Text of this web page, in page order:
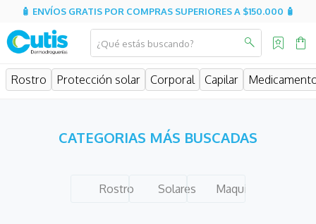
🧴 ENVÍOS GRATIS POR COMPRAS SUPERIORES A $150.000 🧴
¿Qué estás buscando?
Rostro Protección solar Corporal Capilar
CATEGORIAS MÁS BUSCADAS
Rostro Solares Maquillaje
MÁS BUSCADOS